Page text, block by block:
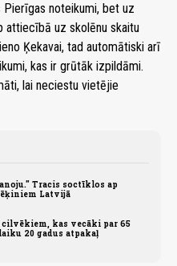
noteikumi, bet uz
attiecībā uz skolēnu skaitu
Ķekavai, tad automātiski arī
kas ir grūtāk izpildāmi.
lai neciestu vietējie
Tracis soctīklos ap
Latvijā
kas vecāki par 65
20 gadus atpakaļ